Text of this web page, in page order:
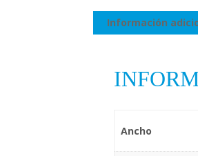
Información
Ancho